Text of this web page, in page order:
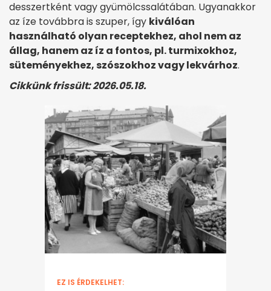
desszertként vagy gyümölcssalátában. Ugyanakkor
az íze továbbra is szuper, így kiválóan
használható olyan receptekhez, ahol nem az
állag, hanem az íz a fontos, pl. turmixokhoz,
süteményekhez, szószokhoz vagy lekvárhoz.
Cikkünk frissült: 2026.05.18.
EZ IS ÉRDEKELHET: